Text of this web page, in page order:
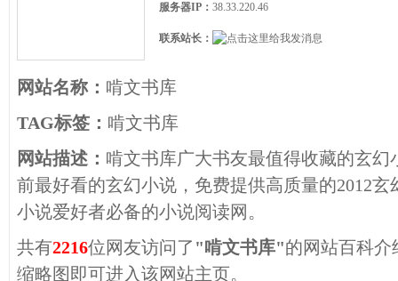
服务器IP： 38.33.220.46
联系站长：
网站名称： 啃文书库
TAG标签： 啃文书库
网站描述： 啃文书库广大书友最值得收藏的玄
前最好看的玄幻小说，免费提供高质量的2012
小说爱好者必备的小说阅读网。
共有2216位网友访问了 "啃文书库"的网站百科
缩略图即可进入该网站主页。